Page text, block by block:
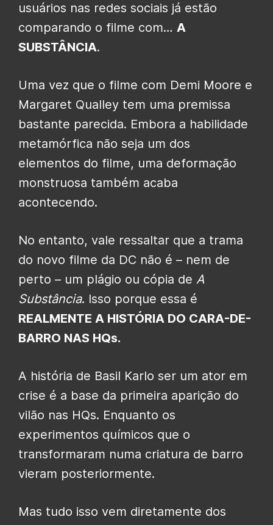
usuários nas redes sociais já estão
comparando o filme com… A
SUBSTÂNCIA.
Uma vez que o filme com Demi Moore e
Margaret Qualley tem uma premissa
bastante parecida. Embora a habilidade
metamórfica não seja um dos
elementos do filme, uma deformação
monstruosa também acaba
acontecendo.
No entanto, vale ressaltar que a trama
do novo filme da DC não é – nem de
perto – um plágio ou cópia de A
Substância. Isso porque essa é
REALMENTE A HISTÓRIA DO CARA-DE-
BARRO NAS HQs.
A história de Basil Karlo ser um ator em
crise é a base da primeira aparição do
vilão nas HQs. Enquanto os
experimentos químicos que o
transformaram numa criatura de barro
vieram posteriormente.
Mas tudo isso vem diretamente dos